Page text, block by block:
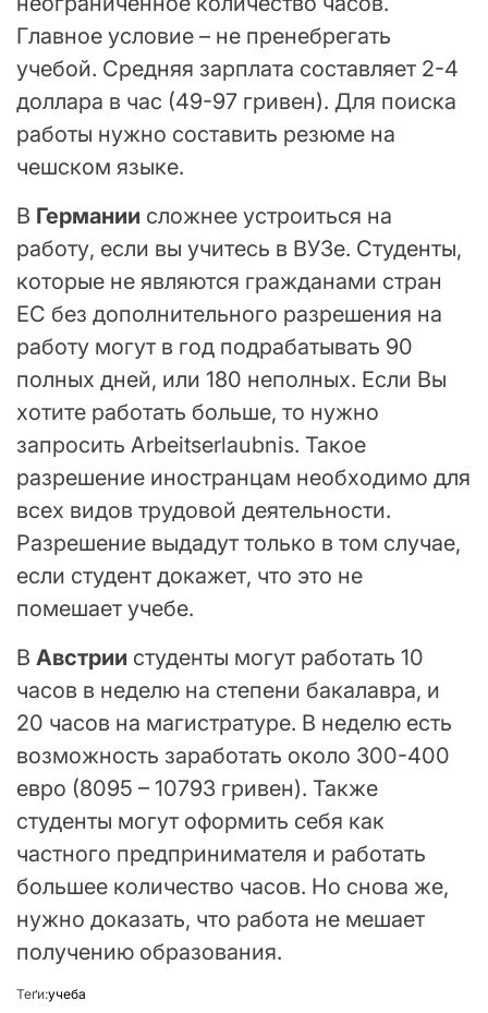
Главное условие – не пренебрегать
учебой. Средняя зарплата составляет 2-4
доллара в час (49-97 гривен). Для поиска
работы нужно составить резюме на
чешском языке.
В Германии сложнее устроиться на
работу, если вы учитесь в ВУЗе. Студенты,
которые не являются гражданами стран
ЕС без дополнительного разрешения на
работу могут в год подрабатывать 90
полных дней, или 180 неполных. Если Вы
хотите работать больше, то нужно
запросить Arbeitserlaubnis. Такое
разрешение иностранцам необходимо для
всех видов трудовой деятельности.
Разрешение выдадут только в том случае,
если студент докажет, что это не
помешает учебе.
В Австрии студенты могут работать 10
часов в неделю на степени бакалавра, и
20 часов на магистратуре. В неделю есть
возможность заработать около 300-400
евро (8095 – 10793 гривен). Также
студенты могут оформить себя как
частного предпринимателя и работать
большее количество часов. Но снова же,
нужно доказать, что работа не мешает
получению образования.
Теґи:учеба